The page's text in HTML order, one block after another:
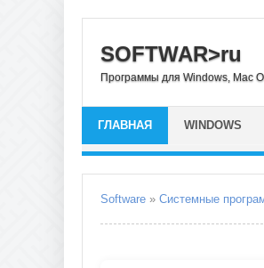
SOFTWAR>ru
Программы для Windows, Mac
ГЛАВНАЯ WINDOWS
Software » Системные